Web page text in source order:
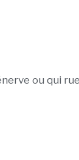
ou qui